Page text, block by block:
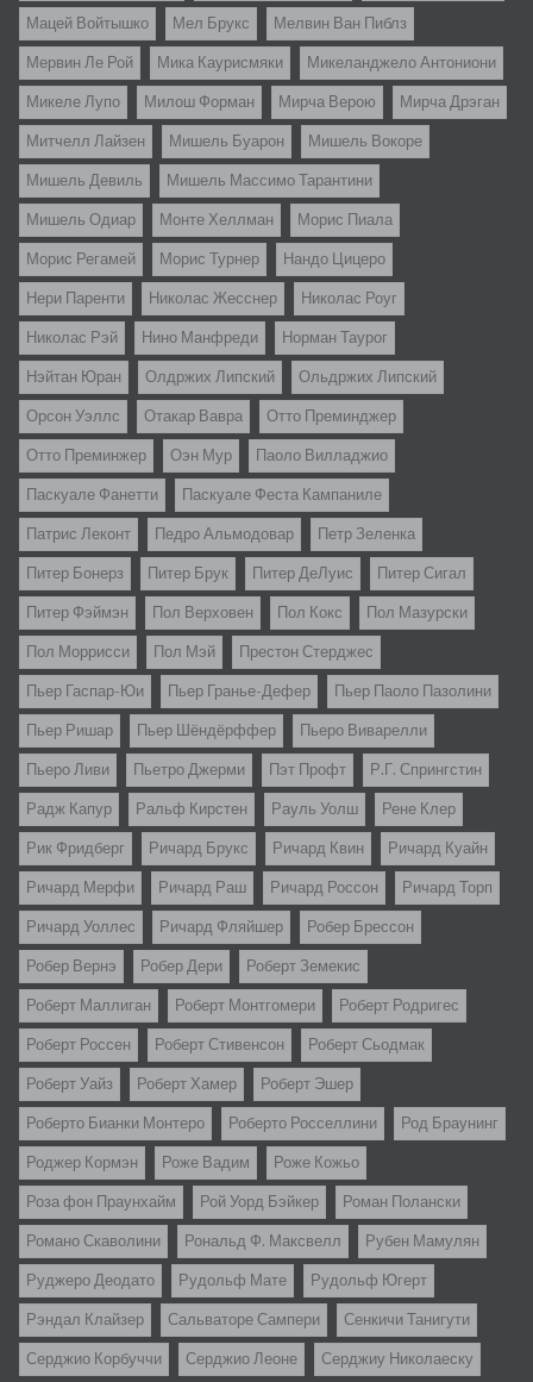
Мацей Войтышко Мел Брукс Мелвин Ван Пиблз
Мервин Ле Рой Мика Каурисмяки Микеланджело Антониони
Микеле Лупо Милош Форман Мирча Верою Мирча Дрэган
Митчелл Лайзен Мишель Буарон Мишель Вокоре
Мишель Девиль Мишель Массимо Тарантини
Мишель Одиар Монте Хеллман Морис Пиала
Морис Регамей Морис Турнер Нандо Цицеро
Нери Паренти Николас Жесснер Николас Роуг
Николас Рэй Нино Манфреди Норман Таурог
Нэйтан Юран Олдржих Липский Ольдржих Липский
Орсон Уэллс Отакар Вавра Отто Преминджер
Отто Преминжер Оэн Мур Паоло Вилладжио
Паскуале Фанетти Паскуале Феста Кампаниле
Патрис Леконт Педро Альмодовар Петр Зеленка
Питер Бонерз Питер Брук Питер ДеЛуис Питер Сигал
Питер Фэймэн Пол Верховен Пол Кокс Пол Мазурски
Пол Моррисси Пол Мэй Престон Стерджес
Пьер Гаспар-Юи Пьер Гранье-Дефер Пьер Паоло Пазолини
Пьер Ришар Пьер Шёндёрффер Пьеро Виварелли
Пьеро Ливи Пьетро Джерми Пэт Профт Р.Г. Спрингстин
Радж Капур Ральф Кирстен Рауль Уолш Рене Клер
Рик Фридберг Ричард Брукс Ричард Квин Ричард Куайн
Ричард Мерфи Ричард Раш Ричард Россон Ричард Торп
Ричард Уоллес Ричард Фляйшер Робер Брессон
Робер Вернэ Робер Дери Роберт Земекис
Роберт Маллиган Роберт Монтгомери Роберт Родригес
Роберт Россен Роберт Стивенсон Роберт Сьодмак
Роберт Уайз Роберт Хамер Роберт Эшер
Роберто Бианки Монтеро Роберто Росселлини Род Браунинг
Роджер Кормэн Роже Вадим Роже Кожьо
Роза фон Праунхайм Рой Уорд Бэйкер Роман Полански
Романо Скаволини Рональд Ф. Максвелл Рубен Мамулян
Руджеро Деодато Рудольф Мате Рудольф Югерт
Рэндал Клайзер Сальваторе Сампери Сенкичи Танигути
Серджио Корбуччи Серджио Леоне Серджиу Николаеску